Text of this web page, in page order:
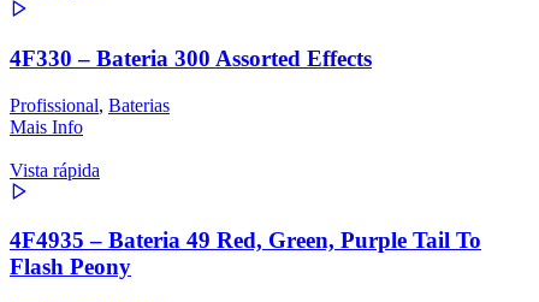
4F330 – Bateria 300 Assorted Effects
Profissional, Baterias
Mais Info
Vista rápida
4F4935 – Bateria 49 Red, Green, Purple Tail To
Flash Peony